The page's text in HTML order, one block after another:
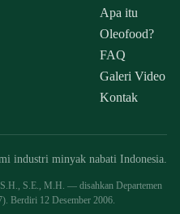
Apa itu
Oleofood?
FAQ
Galeri Video
Kontak
industri minyak nabati Indonesia.
S.E., M.H. — disahkan Departemen
Berdiri 12 Desember 2006.